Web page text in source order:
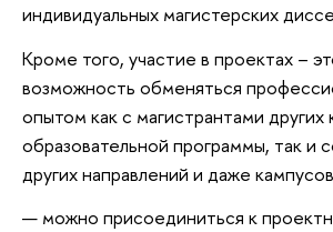
индивидуальных магистерских
Кроме того, участие в проектах –
возможность обменяться
опытом как с магистрантами других
образовательной программы, так и
других направлений и даже
можно присоединиться к